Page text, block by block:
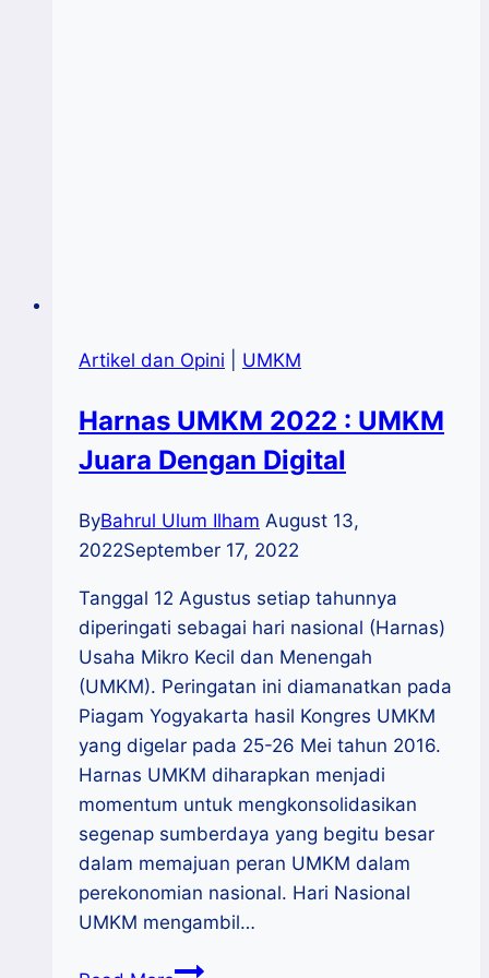
Artikel dan Opini UMKM
Harnas UMKM 2022 : UMKM
Juara Dengan Digital
ByBahrul Ulum Ilham August 13,
2022September 17, 2022
Tanggal 12 Agustus setiap tahunnya
diperingati sebagai hari nasional (Harnas)
Usaha Mikro Kecil dan Menengah
(UMKM). Peringatan ini diamanatkan pada
Piagam Yogyakarta hasil Kongres UMKM
yang digelar pada 25-26 Mei tahun 2016.
Harnas UMKM diharapkan menjadi
momentum untuk mengkonsolidasikan
segenap sumberdaya yang begitu besar
dalam memajuan peran UMKM dalam
perekonomian nasional. Hari Nasional
UMKM mengambil…
Harnas